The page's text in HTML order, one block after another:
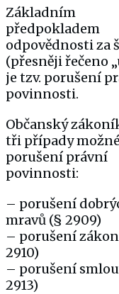
Základním
předpokladem
odpovědnosti za
(přesněji řečeno
je tzv. porušení
povinnosti.
Občanský
tři případy
porušení právní
povinnosti:
– porušení
mravů (§ 2909)
– porušení
2910)
– porušení
2913)